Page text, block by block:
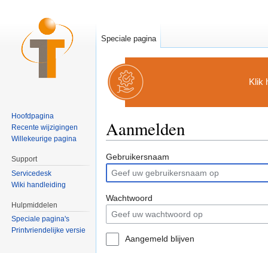
Klik
Aanmelden
Gebruikersnaam
Wachtwoord
Aangemeld blijven
Speciale pagina
Hoofdpagina
Recente wijzigingen
Willekeurige pagina
Support
Servicedesk
Wiki handleiding
Hulpmiddelen
Speciale pagina's
Printvriendelijke versie